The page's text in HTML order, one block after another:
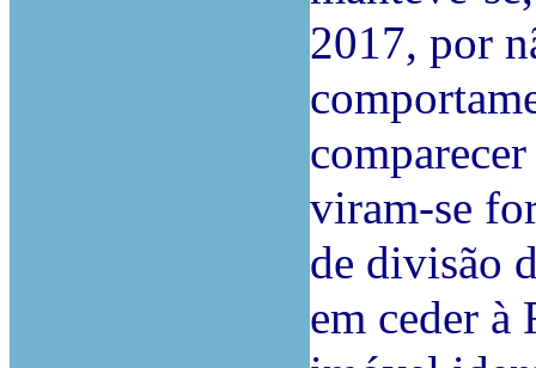
2017, por
viram-se
de divisão
em ceder à